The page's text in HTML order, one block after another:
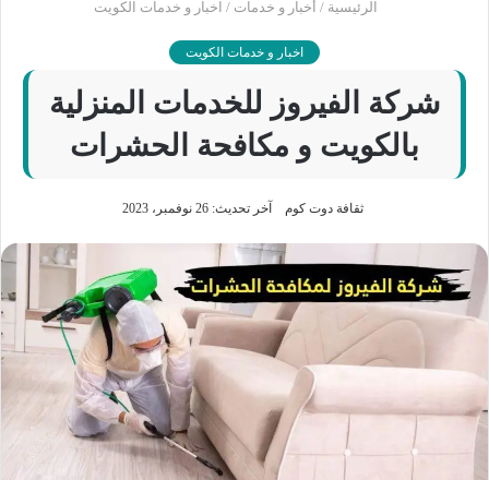
الرئيسية / أخبار و خدمات / اخبار و خدمات الكويت
اخبار و خدمات الكويت
شركة الفيروز للخدمات المنزلية
بالكويت و مكافحة الحشرات
ثقافة دوت كوم آخر تحديث: 26 نوفمبر، 2023